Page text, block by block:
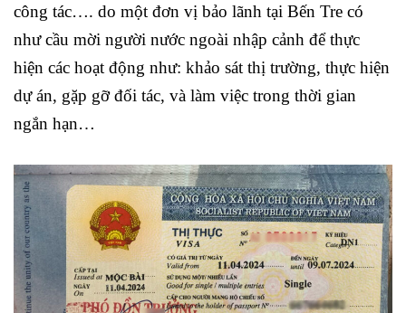
công tác…. do một đơn vị bảo lãnh tại Bến Tre có
như cầu mời người nước ngoài nhập cảnh để thực
hiện các hoạt động như: khảo sát thị trường, thực hiện
dự án, gặp gỡ đối tác, và làm việc trong thời gian
ngắn hạn…